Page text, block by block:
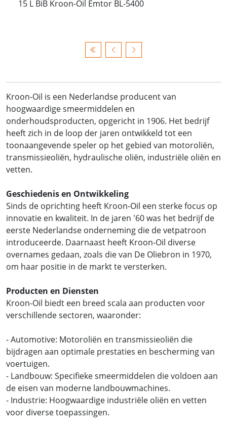
15 L BiB Kroon-Oil Emtor BL-5400
Kroon-Oil is een Nederlandse producent van
hoogwaardige smeermiddelen en
onderhoudsproducten, opgericht in 1906. Het bedrijf
heeft zich in de loop der jaren ontwikkeld tot een
toonaangevende speler op het gebied van motoroliën,
transmissieoliën, hydraulische oliën, industriële oliën en
vetten.
Geschiedenis en Ontwikkeling
Sinds de oprichting heeft Kroon-Oil een sterke focus op
innovatie en kwaliteit. In de jaren '60 was het bedrijf de
eerste Nederlandse onderneming die de vetpatroon
introduceerde. Daarnaast heeft Kroon-Oil diverse
overnames gedaan, zoals die van De Oliebron in 1970,
om haar positie in de markt te versterken.
Producten en Diensten
Kroon-Oil biedt een breed scala aan producten voor
verschillende sectoren, waaronder:
- Automotive: Motoroliën en transmissieoliën die
bijdragen aan optimale prestaties en bescherming van
voertuigen.
- Landbouw: Specifieke smeermiddelen die voldoen aan
de eisen van moderne landbouwmachines.
- Industrie: Hoogwaardige industriële oliën en vetten
voor diverse toepassingen.